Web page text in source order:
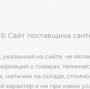
Сайт поставщика
на сайте, не
о товарах,
наличии на складе,
и ни при каких